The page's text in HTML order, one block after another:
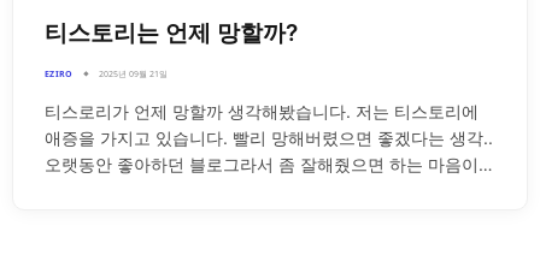
티스토리는 언제 망할까?
EZIRO 2025년 09월 21일
티스로리가 언제 망할까 생각해봤습니다. 저는 티스토리에
애증을 가지고 있습니다. 빨리 망해버렸으면 좋겠다는 생각..
오랫동안 좋아하던 블로그라서 좀 잘해줬으면 하는 마음이…